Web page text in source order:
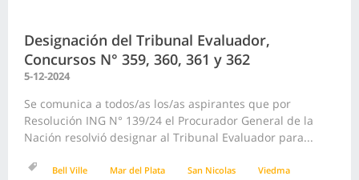
Designación del Tribunal Evaluador,
Concursos N° 359, 360, 361 y 362
5-12-2024
Se comunica a todos/as los/as aspirantes que por
Resolución ING N° 139/24 el Procurador General de la
Nación resolvió designar al Tribunal Evaluador para...
Bell Ville Mar del Plata San Nicolas Viedma